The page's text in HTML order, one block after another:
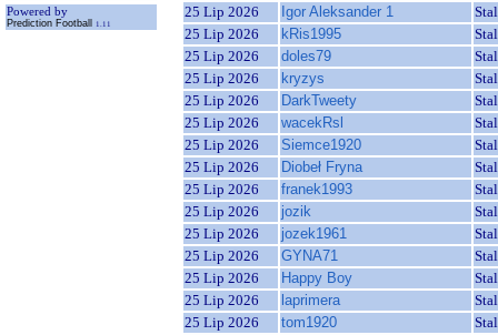
Powered by
Prediction Football 1.11
25 Lip 2026
Igor Aleksander 1
25 Lip 2026
kRis1995
25 Lip 2026
doles79
25 Lip 2026
kryzys
25 Lip 2026
DarkTweety
25 Lip 2026
wacekRsl
25 Lip 2026
Siemce1920
25 Lip 2026
Diobeł Fryna
25 Lip 2026
franek1993
25 Lip 2026
jozik
25 Lip 2026
jozek1961
25 Lip 2026
GYNA71
25 Lip 2026
Happy Boy
25 Lip 2026
laprimera
25 Lip 2026
tom1920